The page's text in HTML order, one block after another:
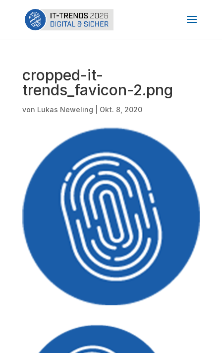
cropped-it-
trends_favicon-2.png
von Lukas Neweling Okt. 8, 2020